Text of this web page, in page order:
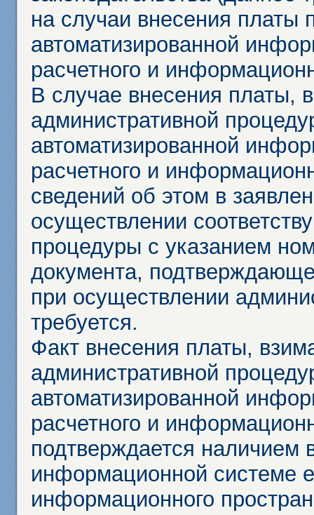
на случаи внесения платы
автоматизированной
расчетного и
В случае внесения платы,
административной
автоматизированной
расчетного и
сведений об этом в
осуществлении
процедуры с указанием
документа,
при осуществлении
требуется.
Факт внесения платы,
административной
автоматизированной
расчетного и
подтверждается наличием
информационной системе
информационного